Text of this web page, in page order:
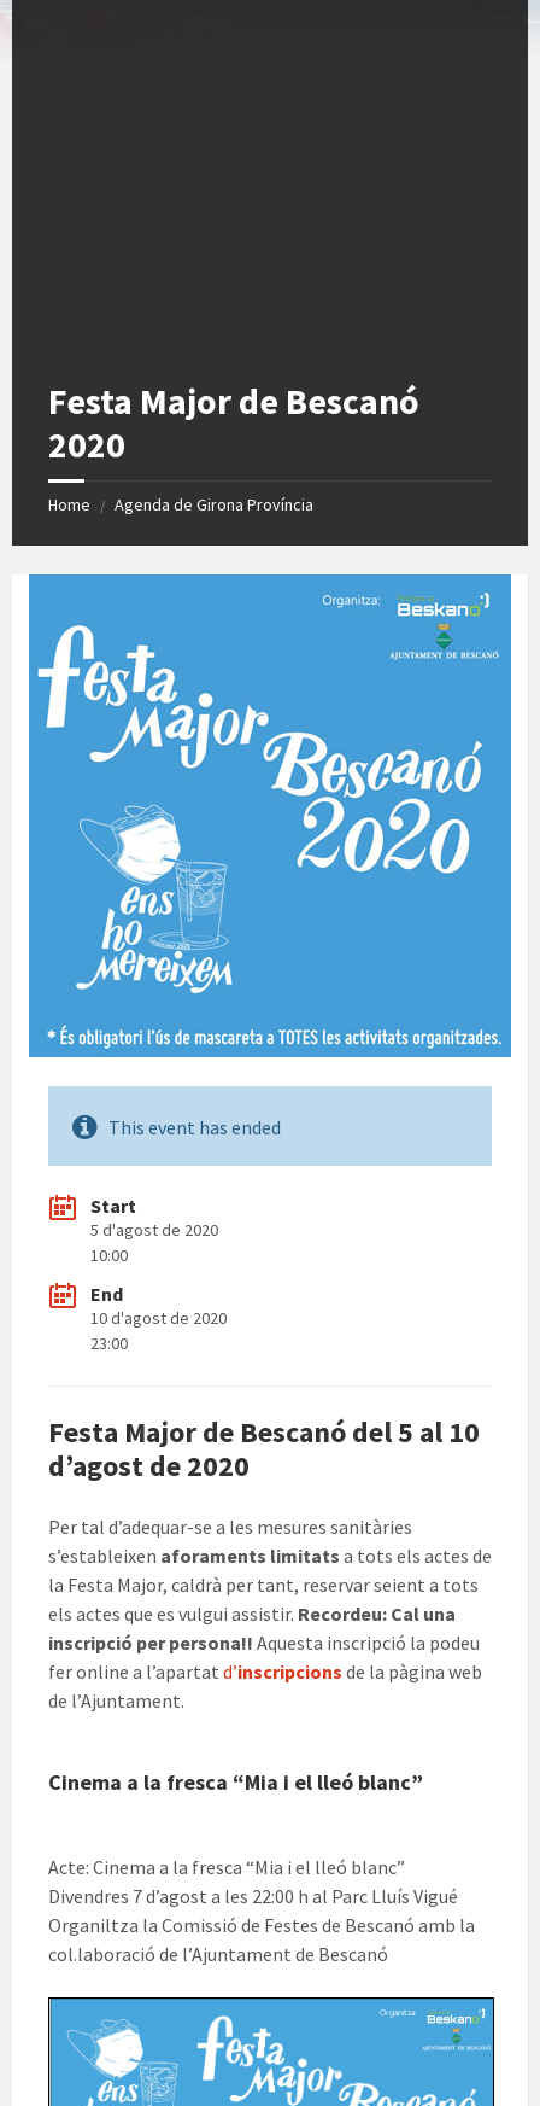
Festa Major de Bescanó
2020
Home / Agenda de Girona Província
This event has ended
Start
5 d'agost de 2020
10:00
End
10 d'agost de 2020
23:00
Festa Major de Bescanó del 5 al 10
d’agost de 2020
Per tal d’adequar-se a les mesures sanitàries
s’estableixen aforaments limitats a tots els actes de
la Festa Major, caldrà per tant, reservar seient a tots
els actes que es vulgui assistir. Recordeu: Cal una
inscripció per persona!! Aquesta inscripció la podeu
fer online a l’apartat d’inscripcions de la pàgina web
de l’Ajuntament.
Cinema a la fresca “Mia i el lleó blanc”
Acte: Cinema a la fresca “Mia i el lleó blanc”
Divendres 7 d’agost a les 22:00 h al Parc Lluís Vigué
Organiltza la Comissió de Festes de Bescanó amb la
col.laboració de l’Ajuntament de Bescanó